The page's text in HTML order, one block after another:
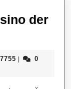
der
|
0